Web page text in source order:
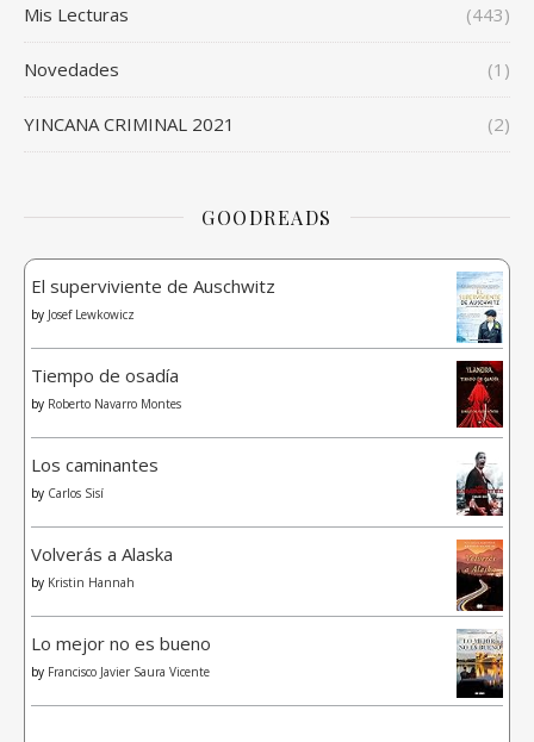
Mis Lecturas (443)
Novedades (1)
YINCANA CRIMINAL 2021 (2)
GOODREADS
El superviviente de Auschwitz
by Josef Lewkowicz
Tiempo de osadía
by Roberto Navarro Montes
Los caminantes
by Carlos Sisí
Volverás a Alaska
by Kristin Hannah
Lo mejor no es bueno
by Francisco Javier Saura Vicente